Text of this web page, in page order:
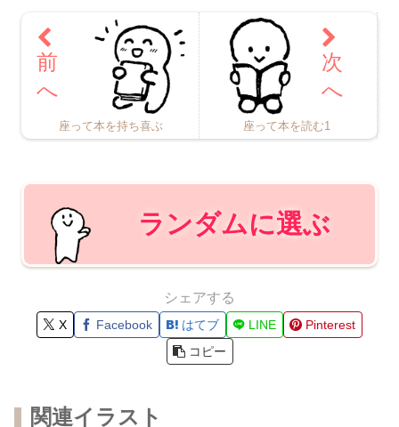
座って本を持ち喜ぶ 座って本を読む1
ランダムに選ぶ
シェアする
X Facebook はてブ LINE
Pinterest
コピー
関連イラスト